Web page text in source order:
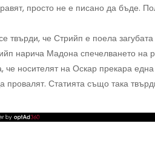
просто не е писано да бъде.
твърди, че Стрийп е поела
нарича Мадона спечелването на
носителят на Оскар прекара една
провалят. Статията също така